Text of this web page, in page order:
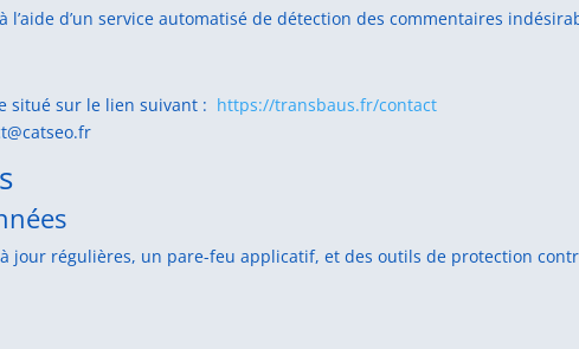
d’un service automatisé de détection des commentaires
situé sur le lien suivant : https://transbaus.fr/contact
à jour régulières, un pare-feu applicatif, et des outils de protection